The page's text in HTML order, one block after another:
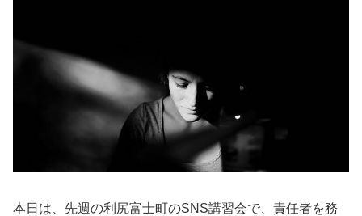
本日は、先週の利尻富士町のSNS講習会で、責任者を務